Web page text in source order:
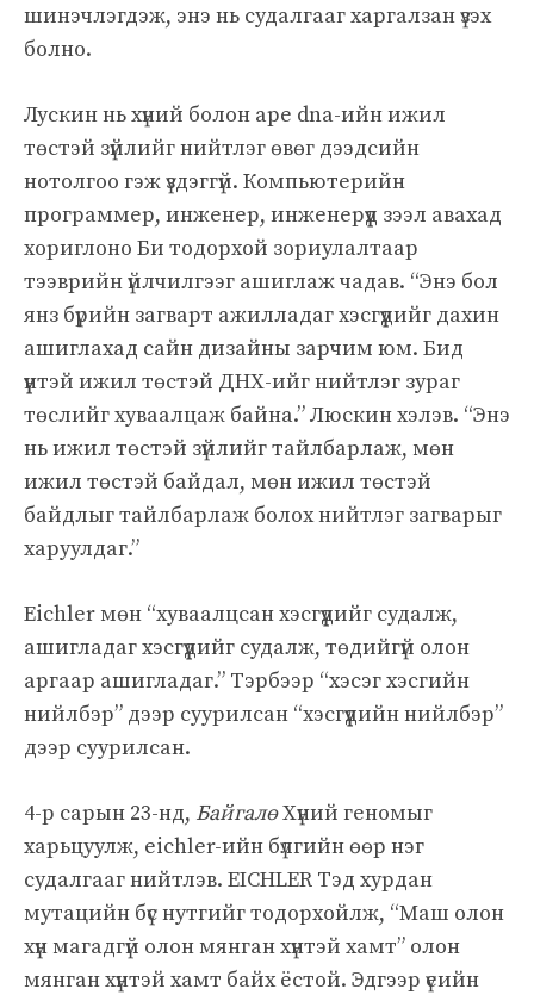
шинэчлэгдэж, энэ нь судалгааг харгалзан үзэх
болно.
Лускин нь хүний ​​болон ape dna-ийн ижил
төстэй зүйлийг нийтлэг өвөг дээдсийн
нотолгоо гэж үздэггүй. Компьютерийн
программер, инженер, инженерүүд зээл авахад
хориглоно Би тодорхой зориулалтаар
тээврийн үйлчилгээг ашиглаж чадав. “Энэ бол
янз бүрийн загварт ажилладаг хэсгүүдийг дахин
ашиглахад сайн дизайны зарчим юм. Бид
үүнтэй ижил төстэй ДНХ-ийг нийтлэг зураг
төслийг хуваалцаж байна.” Люскин хэлэв. “Энэ
нь ижил төстэй зүйлийг тайлбарлаж, мөн
ижил төстэй байдал, мөн ижил төстэй
байдлыг тайлбарлаж болох нийтлэг загварыг
харуулдаг.”
Eichler мөн “хуваалцсан хэсгүүдийг судалж,
ашигладаг хэсгүүдийг судалж, төдийгүй олон
аргаар ашигладаг.” Тэрбээр “хэсэг хэсгийн
нийлбэр” дээр суурилсан “хэсгүүдийн нийлбэр”
дээр суурилсан.
4-р сарын 23-нд, БайгалөХүний геномыг
харьцуулж, eichler-ийн бүлгийн өөр нэг
судалгааг нийтлэв. EICHLER Тэд хурдан
мутацийн бүс нутгийг тодорхойлж, “Маш олон
хүн магадгүй олон мянган хүнтэй хамт” олон
мянган хүнтэй хамт байх ёстой. Эдгээр үеийн